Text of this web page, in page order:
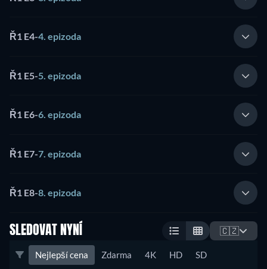
Ř1 E4-4. epizoda
Ř1 E5-5. epizoda
Ř1 E6-6. epizoda
Ř1 E7-7. epizoda
Ř1 E8-8. epizoda
SLEDOVAT NYNÍ 🇨🇿
Nejlepší cena Zdarma 4K HD SD